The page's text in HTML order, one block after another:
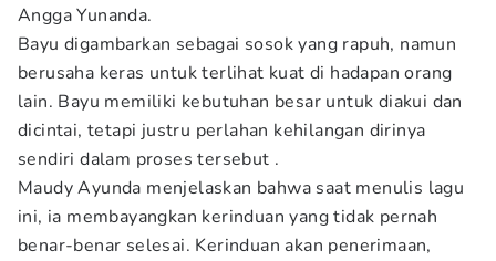
Angga Yunanda.
Bayu digambarkan sebagai sosok yang rapuh, namun
berusaha keras untuk terlihat kuat di hadapan orang
lain. Bayu memiliki kebutuhan besar untuk diakui dan
dicintai, tetapi justru perlahan kehilangan dirinya
sendiri dalam proses tersebut .
Maudy Ayunda menjelaskan bahwa saat menulis lagu
ini, ia membayangkan kerinduan yang tidak pernah
benar-benar selesai. Kerinduan akan penerimaan,